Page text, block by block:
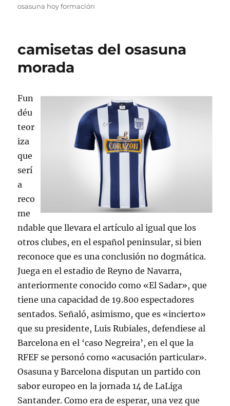
osasuna hoy formación
camisetas del osasuna
morada
Fun
déu
teor
iza
que
serí
a
reco
me
ndable que llevara el artículo al igual que los
otros clubes, en el español peninsular, si bien
reconoce que es una conclusión no dogmática.
Juega en el estadio de Reyno de Navarra,
anteriormente conocido como «El Sadar», que
tiene una capacidad de 19.800 espectadores
sentados. Señaló, asimismo, que es «incierto»
que su presidente, Luis Rubiales, defendiese al
Barcelona en el ‘caso Negreira’, en el que la
RFEF se personó como «acusación particular».
Osasuna y Barcelona disputan un partido con
sabor europeo en la jornada 14 de LaLiga
Santander. Como era de esperar, una vez que